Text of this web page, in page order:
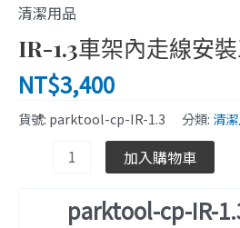
清潔用品
IR-1.3車架內走線安
NT$3,400
貨號: parktool-cp-IR-1.3 分類: 清
車
架
內
走
線
安
加入購物車
parktool-cp-IR-